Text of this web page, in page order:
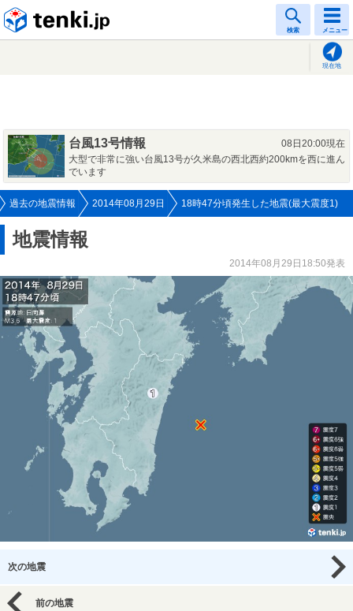
検索 メニュー
現在地
台風13号情報
08日20:00現在
大型で非常に強い台風13号が久米島の西北西約200kmを西に進ん
でいます
過去の地震情報 2014年08月29日 18時47分頃発生した地震(最大震度1)
地震情報
2014年08月29日18:50発表
次の地震
前の地震